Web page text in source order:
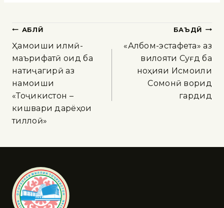
ҚАБЛӢ
Ҳамоиши илмӣ-
маърифатӣ оид ба
натиҷагирӣ аз
намоиши
«Тоҷикистон –
кишвари дарёҳои
тиллоӣ»
БАЪДӢ
«Албом-эстафета» аз
вилояти Суғд ба
ноҳияи Исмоили
Сомонӣ ворид
гардид